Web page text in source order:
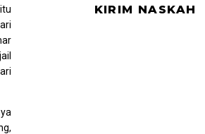
KIRIM NASKAH